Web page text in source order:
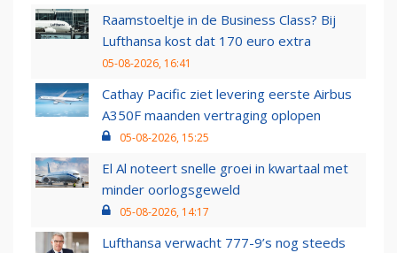
Raamstoeltje in de Business Class? Bij
Lufthansa kost dat 170 euro extra
05-08-2026, 16:41
Cathay Pacific ziet levering eerste Airbus
A350F maanden vertraging oplopen
05-08-2026, 15:25
El Al noteert snelle groei in kwartaal met
minder oorlogsgeweld
05-08-2026, 14:17
Lufthansa verwacht 777-9’s nog steeds